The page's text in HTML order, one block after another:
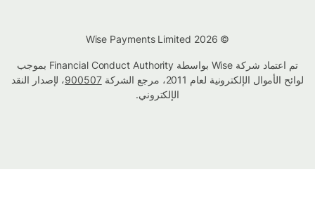
تم اعتماد شركة Wise بواسطة Financial Conduct Authority بموجب
لوائح الأموال الإلكترونية لعام 2011، مرجع الشركة
900507، لإصدار النقد
الإلكتروني.